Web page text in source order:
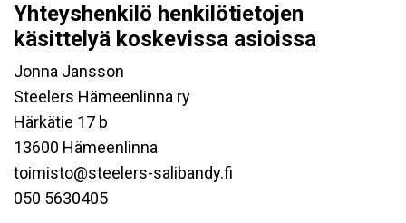
Yhteyshenkilö henkilötietojen
käsittelyä koskevissa asioissa
Jonna Jansson
Steelers Hämeenlinna ry
Härkätie 17 b
13600 Hämeenlinna
toimisto@steelers-salibandy.fi
050 5630405